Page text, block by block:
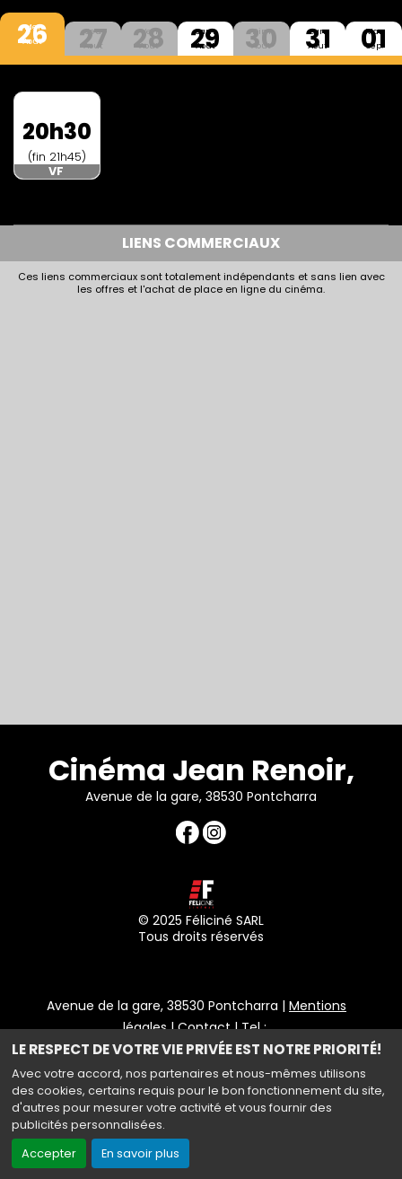
LE RESPECT DE VOTRE VIE PRIVÉE EST NOTRE PRIORITÉ!
Avec votre accord, nos partenaires et nous-mêmes utilisons
des cookies, certains requis pour le bon fonctionnement du site,
d'autres pour mesurer votre activité et vous fournir des
publicités personnalisées.
Accepter
En savoir plus
Mer
26
Aout
Jeu
27
Aout
Ven
28
Aout
Sam
29
Aout
Dim
30
Aout
Lun
31
Aout
Mar
01
Sep.
20h30
(fin 21h45)
VF
LIENS COMMERCIAUX
Ces liens commerciaux sont totalement indépendants et sans lien avec
les offres et l'achat de place en ligne du cinéma.
Cinéma Jean Renoir,
Avenue de la gare, 38530 Pontcharra
© 2025 Féliciné SARL
Tous droits réservés
Avenue de la gare, 38530 Pontcharra | Mentions
légales|Contact| Tel :
Haut de page
Création site internet www.erakys.com